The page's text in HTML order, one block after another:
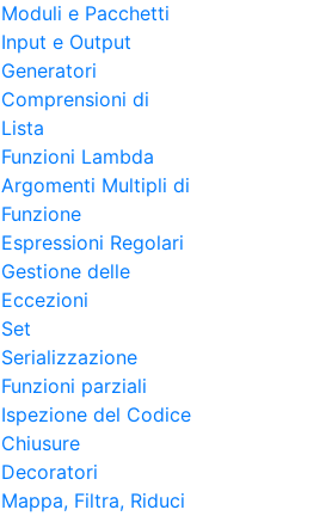
Moduli e Pacchetti
Input e Output
Generatori
Comprensioni di
Lista
Funzioni Lambda
Argomenti Multipli di
Funzione
Espressioni Regolari
Gestione delle
Eccezioni
Set
Serializzazione
Funzioni parziali
Ispezione del Codice
Chiusure
Decoratori
Mappa, Filtra, Riduci